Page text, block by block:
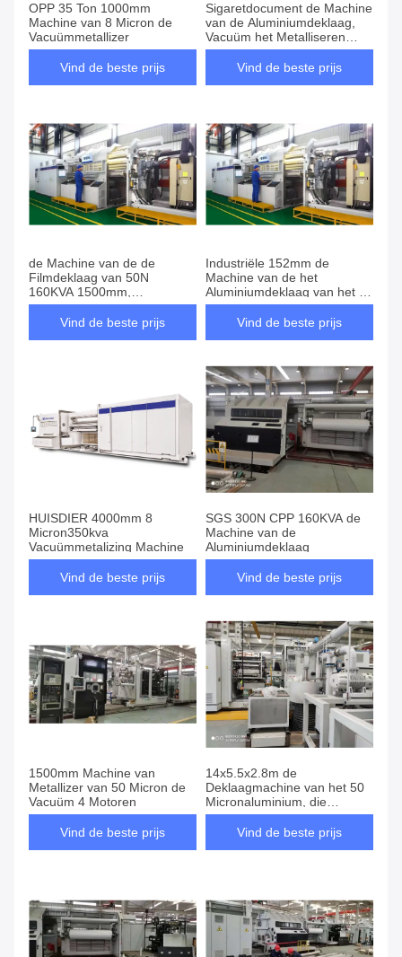
OPP 35 Ton 1000mm
Machine van 8 Micron de
Vacuümmetallizer
Vind de beste prijs
Sigaretdocument de Machine
van de Aluminiumdeklaag,
Vacuüm het Metalliseren
Machine
Vind de beste prijs
de Machine van de de
Filmdeklaag van 50N
160KVA 1500mm,
Vacuümdeklaagmateriaal
Vind de beste prijs
Industriële 152mm de
Machine van de het
Aluminiumdeklaag van het 50
Micronhuisdier
Vind de beste prijs
HUISDIER 4000mm 8
Micron350kva
Vacuümmetalizing Machine
Vind de beste prijs
SGS 300N CPP 160KVA de
Machine van de
Aluminiumdeklaag
Vind de beste prijs
1500mm Machine van
Metallizer van 50 Micron de
Vacuüm 4 Motoren
Vind de beste prijs
14x5.5x2.8m de
Deklaagmachine van het 50
Micronaluminium, die
Deklaagmachine metalliseren
Vind de beste prijs